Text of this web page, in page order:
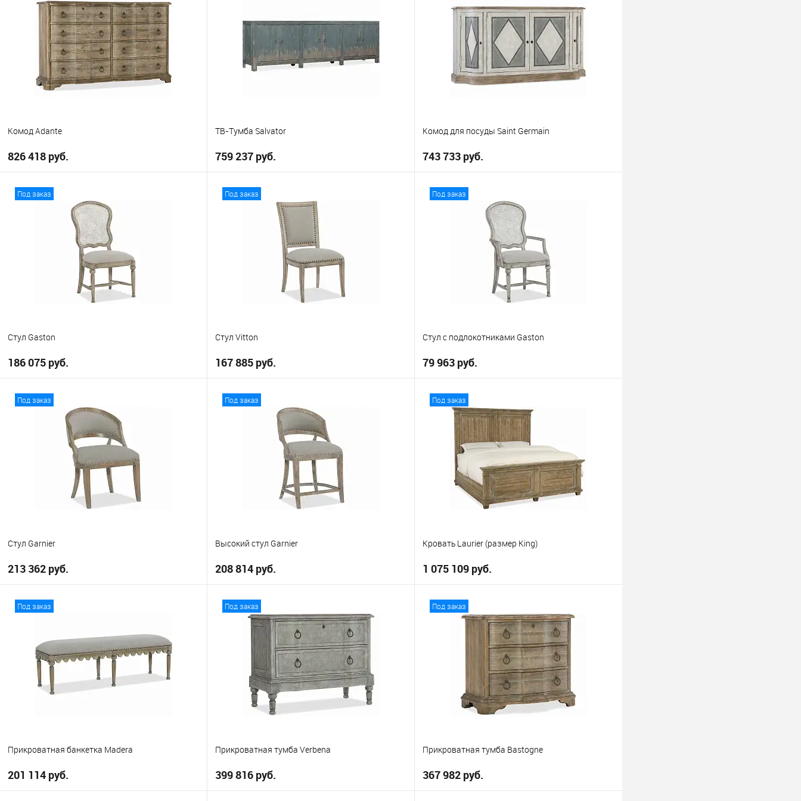
Комод Adante
826 418 руб.
ТВ-Тумба Salvator
759 237 руб.
Комод для посуды Saint Germain
743 733 руб.
Под заказ
Стул Gaston
186 075 руб.
Под заказ
Стул Vitton
167 885 руб.
Под заказ
Стул с подлокотниками Gaston
79 963 руб.
В избранное
Под заказ
Стул Garnier
213 362 руб.
В избранное
Под заказ
Высокий стул Garnier
208 814 руб.
В избранное
Под заказ
Кровать Laurier (размер King)
1 075 109 руб.
Под заказ
Прикроватная банкетка Madera
201 114 руб.
Под заказ
Прикроватная тумба Verbena
399 816 руб.
Под заказ
Прикроватная тумба Bastogne
367 982 руб.